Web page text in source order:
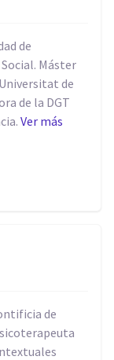
de
Máster
de
de la DGT
Ver más
de